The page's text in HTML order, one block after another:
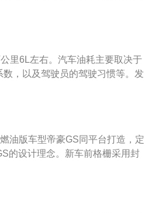
车安全节能环保的发展理念，对
种消费群体的使用需求。在吉利
豪gt，这是帝豪品牌销量最高的
利帝豪，吉利帝豪是按照欧洲法
和地区出口，成为吉利品牌开拓
里6L左右。汽车油耗主要取决于
，以及驾驶员的驾驶习惯等。发
的汽油燃烧转化为发动机的运转
能充分地燃烧，就会造成部分燃
质量的燃油就可在一定程度上降
暴力时，发动机转速往往会比较
耗就高了。要转变驾车方式，温
动机积碳过于严重：当发动机积
重太大：当汽车自重太大时，就
油版车型帝豪GS同平台打造，定
的设计理念。新车前格栅采用封
方面，帝豪GSe的长宽高分别为4
计理念源自杭州西湖拱桥的轮廓
换成了旋钮式，此外仪表盘也升